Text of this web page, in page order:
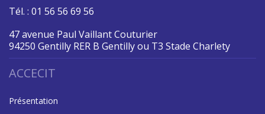
Tél. : 01 56 56 69 56
47 avenue Paul Vaillant Couturier
94250 Gentilly RER B Gentilly ou T3 Stade Charlety
ACCECIT
Présentation